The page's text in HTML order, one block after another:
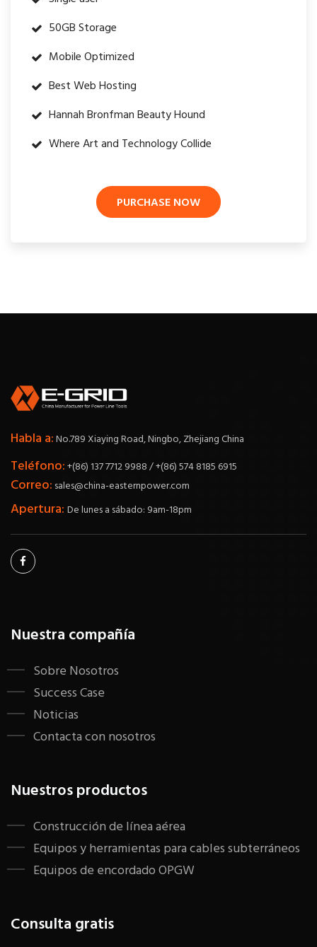
50GB Storage
Mobile Optimized
Best Web Hosting
Hannah Bronfman Beauty Hound
Where Art and Technology Collide
PURCHASE NOW
Habla a:No.789 Xiaying Road, Ningbo, Zhejiang China
Teléfono:+(86) 137 7712 9988 / +(86) 574 8185 6915
Correo: sales@china-easternpower.com
Apertura: De lunes a sábado: 9am-18pm
Nuestra compañía
Sobre Nosotros
Success Case
Noticias
Contacta con nosotros
Nuestros productos
Construcción de línea aérea
Equipos y herramientas para cables subterráneos
Equipos de encordado OPGW
Consulta gratis